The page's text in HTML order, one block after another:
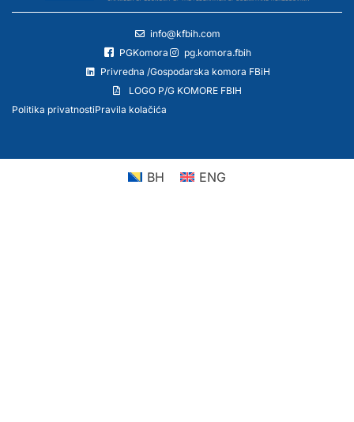
info@kfbih.com
PGKomora
pg.komora.fbih
Privredna /Gospodarska komora FBiH
LOGO P/G KOMORE FBIH
Politika privatnostiPravila kolačića
BH ENG